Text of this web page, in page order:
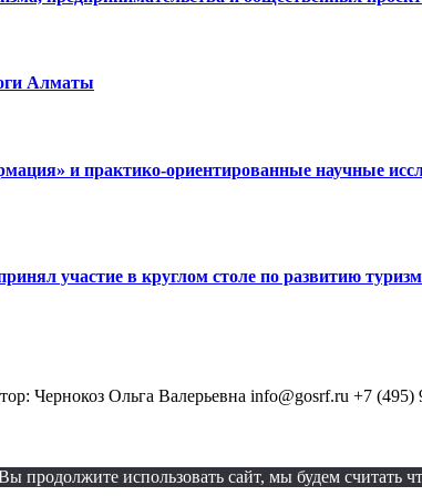
Алматы
и практико-ориентированные научные
участие в круглом столе по развитию
Чернокоз Ольга Валерьевна info@gosrf.ru +7 (495)
использовать сайт, мы будем считать